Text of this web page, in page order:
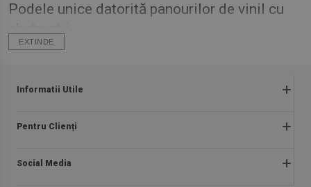
Podele unice datorită panourilor de vinil cu
lemn sunt o practică obișnuită care nu stârnește admirație. De
accente distinctive de lux, chiar și în cel mai obișnuit interior.
EXTINDE
Informatii Utile
Regulamentul magazinului
Plăți
Pentru Clienți
Despre noi
Social Media